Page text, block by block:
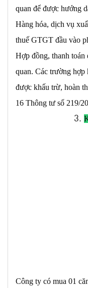
quan để được hướng
Hàng hóa, dịch vụ
thuế GTGT đầu vào
Hợp đồng, thanh toán
quan. Các trường hợp
được khấu trừ, hoàn
16 Thông tư số 219/
Công ty có mua 01